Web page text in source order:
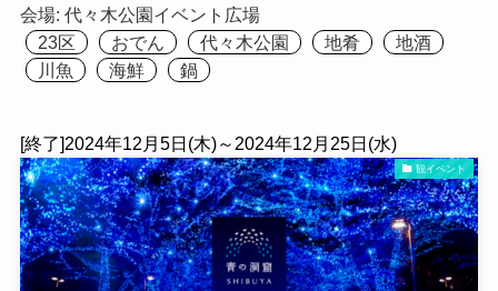
会場: 代々木公園イベント広場
23区
おでん 代々木公園 地肴
地酒
川魚
海鮮 鍋
[終了]2024年12月5日(木)～2024年12月25日(水)
観イベント